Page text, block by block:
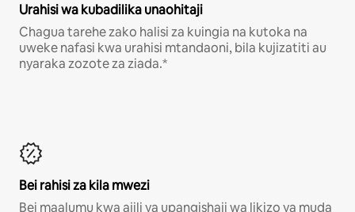
Urahisi wa kubadilika unaohitaji
Chagua tarehe zako halisi za kuingia na kutoka na
uweke nafasi kwa urahisi mtandaoni, bila kujizatiti au
nyaraka zozote za ziada.*
Bei rahisi za kila mwezi
Bei maalumu kwa ajili ya upangishaji wa likizo ya muda